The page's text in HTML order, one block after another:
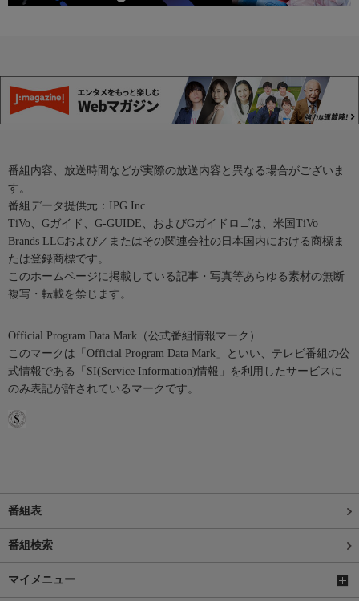
番組内容、放送時間などが実際の放送内容と異なる場合がございま
す。
番組データ提供元：IPG Inc.
TiVo、Gガイド、G-GUIDE、およびGガイドロゴは、米国TiVo
Brands LLCおよび／またはその関連会社の日本国内における商標ま
たは登録商標です。
このホームページに掲載している記事・写真等あらゆる素材の無断
複写・転載を禁じます。
Official Program Data Mark（公式番組情報マーク）
このマークは「Official Program Data Mark」といい、テレビ番組の公
式情報である「SI(Service Information)情報」を利用したサービスに
のみ表記が許されているマークです。
番組表
番組検索
マイメニュー